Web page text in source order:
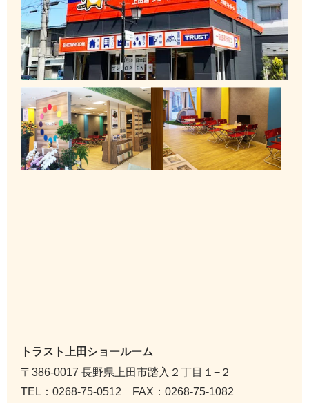
トラスト上田ショールーム
〒386-0017 長野県上田市踏入２丁目１−２
TEL：0268-75-0512 FAX：0268-75-1082